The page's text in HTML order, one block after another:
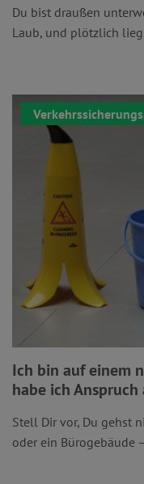
Du bist draußen
Laub, und plötzlich
Ich bin auf einem
habe ich
Stell Dir vor, Du gehst
oder ein Bürogebäude